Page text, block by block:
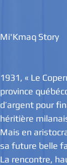
Mi'Kmaq Story
1931, « Le
province
d’argent pour
héritière
Mais en
sa future belle
La rencontre,